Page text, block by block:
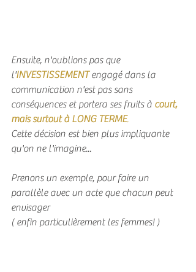
Ensuite, n'oublions pas que
l'INVESTISSEMENT engagé dans la
communication n'est pas sans
conséquences et portera ses fruits à court,
mais surtout à LONG TERME.
Cette décision est bien plus impliquante
qu'on ne l'imagine...
Prenons un exemple, pour faire un
parallèle avec un acte que chacun peut
envisager
( enfin particulièrement les femmes! )